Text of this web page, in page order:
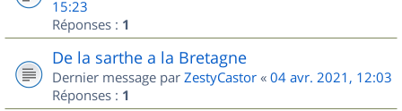
15:23
Réponses : 1
De la sarthe a la Bretagne
Dernier message par ZestyCastor « 04 avr. 2021, 12:03
Réponses : 1